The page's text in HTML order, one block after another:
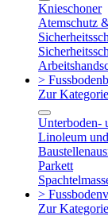
Knieschoner
Atemschutz
>
Zur
Unterboden-
Linoleum
Parkett
>
Zur